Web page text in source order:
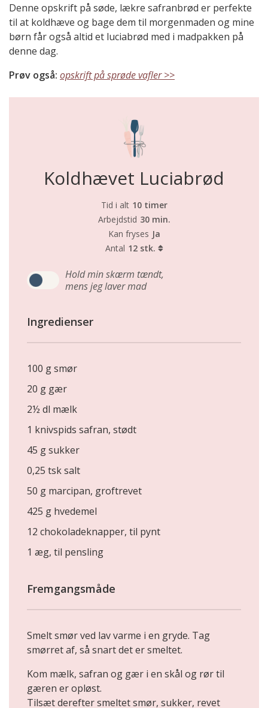
Denne opskrift på søde, lækre safranbrød er perfekte
til at koldhæve og bage dem til morgenmaden og mine
børn får også altid et luciabrød med i madpakken på
denne dag.
Prøv også: opskrift på sprøde vafler >>
Koldhævet Luciabrød
Tid i alt 10 timer
Arbejdstid 30 min.
Kan fryses Ja
Antal 12 stk.
Hold min skærm tændt,
mens jeg laver mad
Ingredienser
100 g smør
20 g gær
2½ dl mælk
1 knivspids safran, stødt
45 g sukker
0,25 tsk salt
50 g marcipan, groftrevet
425 g hvedemel
12 chokoladeknapper, til pynt
1 æg, til pensling
Fremgangsmåde
Smelt smør ved lav varme i en gryde. Tag
smørret af, så snart det er smeltet.
Kom mælk, safran og gær i en skål og rør til
gæren er opløst.
Tilsæt derefter smeltet smør, sukker, revet